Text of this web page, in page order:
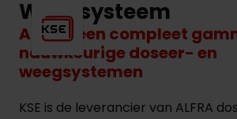
Weegsysteem
ALFRA: een compleet
nauwkeurige doseer- en
weegsystemen
KSE is de leverancier van ALFRA